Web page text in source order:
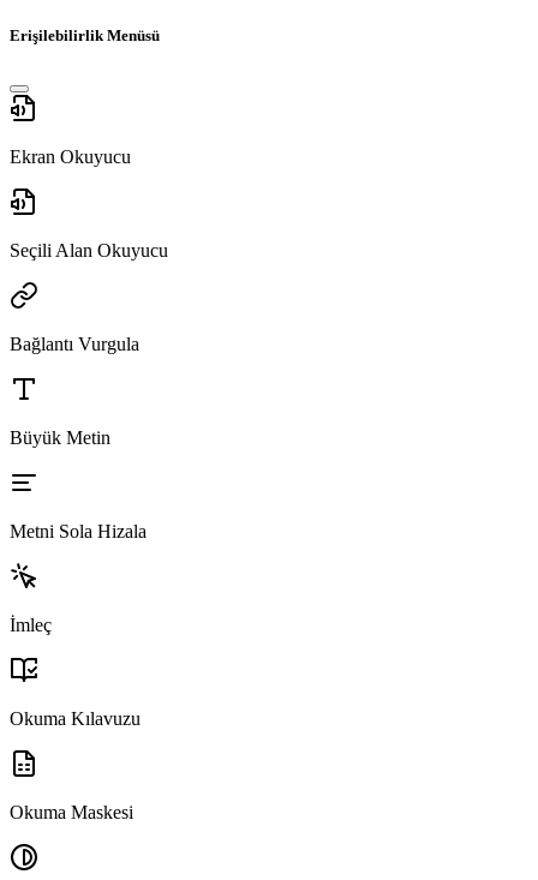
Erişilebilirlik Menüsü
Ekran Okuyucu
Seçili Alan Okuyucu
Bağlantı Vurgula
Büyük Metin
Metni Sola Hizala
İmleç
Okuma Kılavuzu
Okuma Maskesi